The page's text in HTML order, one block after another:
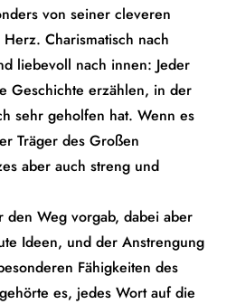
von seiner cleveren
Charismatisch nach
liebevoll nach innen: Jeder
Geschichte erzählen, in der
sehr geholfen hat. Wenn es
Träger des Großen
aber auch streng und
den Weg vorgab, dabei aber
Ideen, und der Anstrengung
Fähigkeiten des
es, jedes Wort auf die